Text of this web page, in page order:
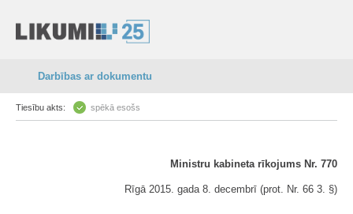
Darbības ar dokumentu
Tiesību akts: spēkā esošs
Ministru kabineta rīkojums Nr. 770
Rīgā 2015. gada 8. decembrī (prot. Nr. 66 3. §)